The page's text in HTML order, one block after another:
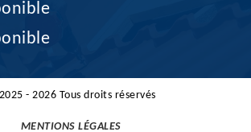
- 2026 Tous droits réservés
MENTIONS LÉGALES